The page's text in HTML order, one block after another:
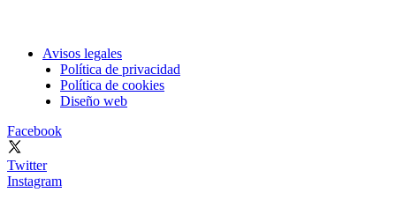
Avisos legales
Política de privacidad
Política de cookies
Diseño web
Facebook
Twitter
Instagram